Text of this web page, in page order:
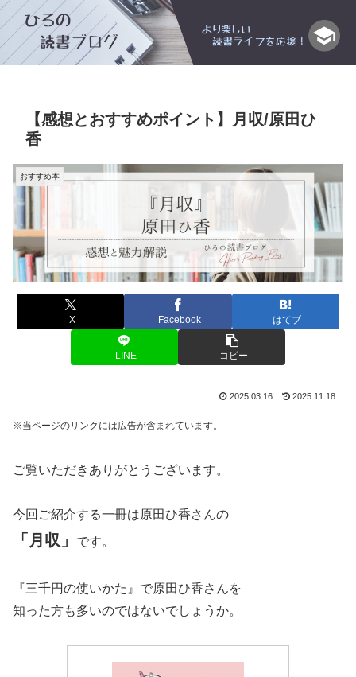
【感想とおすすめポイント】月収/原田ひ
香
おすすめ本
X Facebook はてブ
LINE コピー
2025.03.16 2025.11.18
※当ページのリンクには広告が含まれています。
ご覧いただきありがとうございます。
今回ご紹介する一冊は原田ひ香さんの
「月収」 です。
『三千円の使いかた』で原田ひ香さんを
知った方も多いのではないでしょうか。